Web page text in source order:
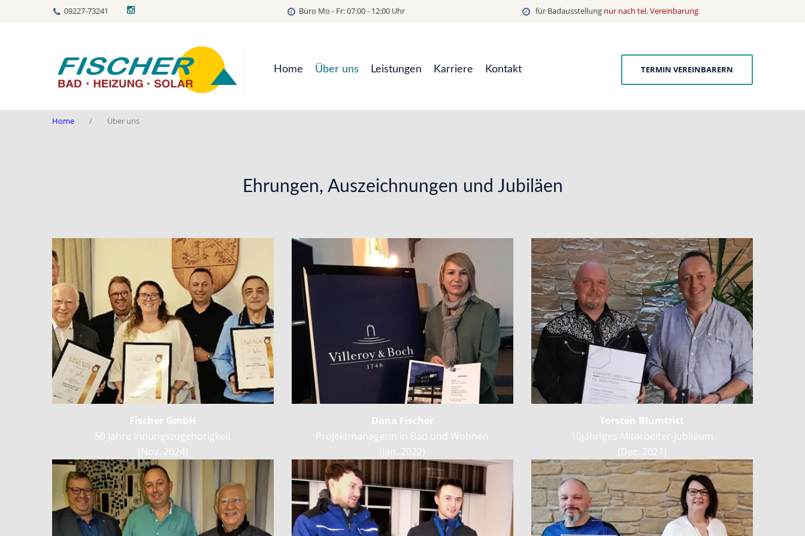
09227-73241 Büro Mo - Fr: 07:00 - 12:00 Uhr für Badausstellung nur nach tel. Vereinbarung
Home Über uns Leistungen Karriere Kontakt TERMIN VEREINBARERN
Home Über uns
Ehrungen, Auszeichnungen und Jubiläen
Fischer GmbH
50 Jahre Innungszugehörigkeit
(Nov. 2024)
Dana Fischer
Projektmanagerin in Bad und Wohnen
(Jan. 2022)
Torsten Blumtritt
10jähriges Mitarbeiter-Jubliäum
(Dez. 2021)